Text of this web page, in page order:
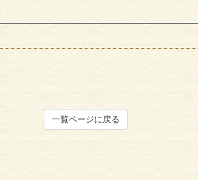
一覧ページに戻る